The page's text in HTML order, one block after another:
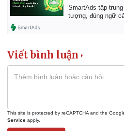
SmartAds tập
tượng, đúng ngữ
Viết bình luận
This site is protected by reCAPTCHA and the
Service apply.